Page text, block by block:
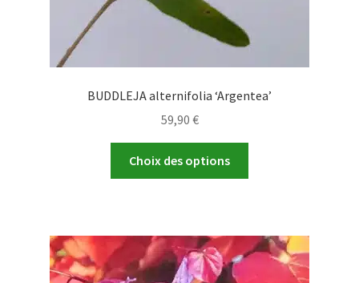
BUDDLEJA alternifolia ‘Argentea’
59,90 €
Choix des options
variations.
Les
options